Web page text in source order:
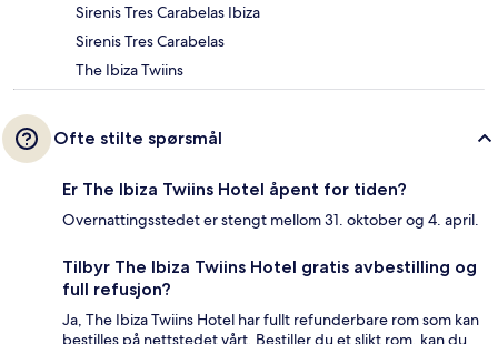
Sirenis Tres Carabelas Ibiza
Sirenis Tres Carabelas
The Ibiza Twiins
Ofte stilte spørsmål
Er The Ibiza Twiins Hotel åpent for tiden?
Overnattingsstedet er stengt mellom 31. oktober og 4. april.
Tilbyr The Ibiza Twiins Hotel gratis avbestilling og
full refusjon?
Ja, The Ibiza Twiins Hotel har fullt refunderbare rom som kan
bestilles på nettstedet vårt. Bestiller du et slikt rom, kan du